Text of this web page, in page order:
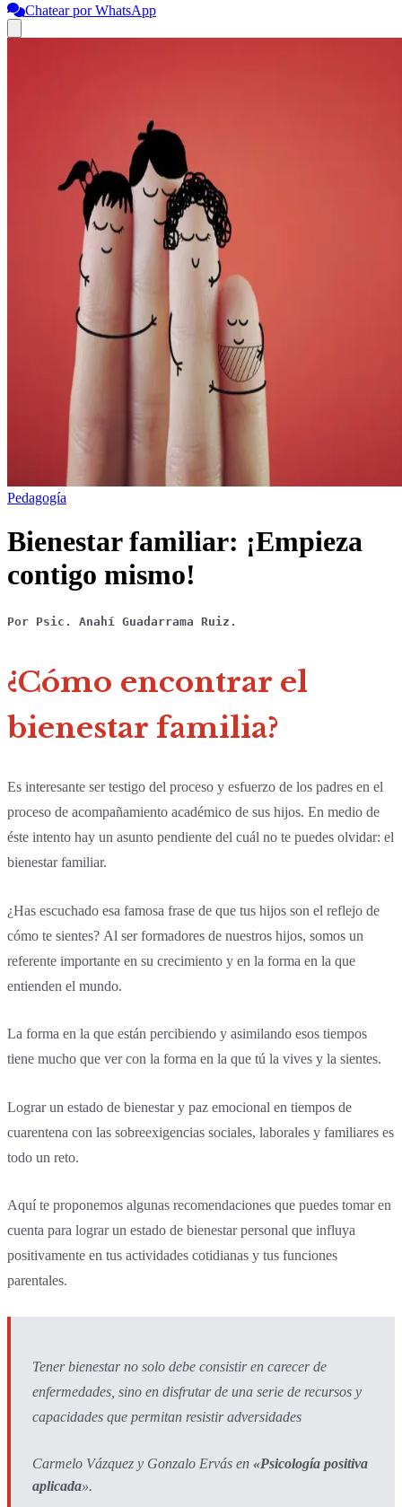
Chatear por WhatsApp
Pedagogía
Bienestar familiar: ¡Empieza
contigo mismo!
Por Psic. Anahí Guadarrama Ruiz.
¿Cómo encontrar el
bienestar familia?
Es interesante ser testigo del proceso y esfuerzo de los padres en el
proceso de acompañamiento académico de sus hijos. En medio de
éste intento hay un asunto pendiente del cuál no te puedes olvidar: el
bienestar familiar.
¿Has escuchado esa famosa frase de que tus hijos son el reflejo de
cómo te sientes? Al ser formadores de nuestros hijos, somos un
referente importante en su crecimiento y en la forma en la que
entienden el mundo.
La forma en la que están percibiendo y asimilando esos tiempos
tiene mucho que ver con la forma en la que tú la vives y la sientes.
Lograr un estado de bienestar y paz emocional en tiempos de
cuarentena con las sobreexigencias sociales, laborales y familiares es
todo un reto.
Aquí te proponemos algunas recomendaciones que puedes tomar en
cuenta para lograr un estado de bienestar personal que influya
positivamente en tus actividades cotidianas y tus funciones
parentales.
Tener bienestar no solo debe consistir en carecer de
enfermedades, sino en disfrutar de una serie de recursos y
capacidades que permitan resistir adversidades
Carmelo Vázquez y Gonzalo Ervás en «Psicología positiva
aplicada».